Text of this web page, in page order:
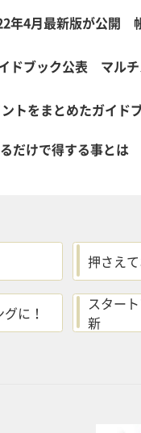
年4月最新版が公開
ドブック公表 マル
トをまとめたガイ
だけで得する事とは
押さえ
に！
スター
新